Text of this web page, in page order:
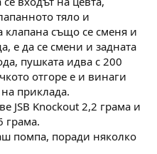
тяло и
клапана също се сменя и
е да се смени и задната
пушката идва с 200
отгоре е и винаги
приклада.
JSB Knockout 2,2 грама и
грама.
помпа, поради няколко